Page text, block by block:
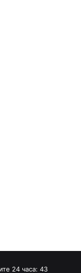
24 часа: 43